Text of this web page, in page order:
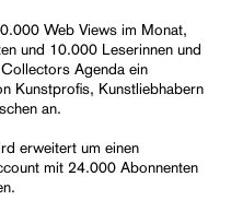
Web Views im Monat,
und 10.000 Leserinnen und
Agenda ein
Kunstprofis, Kunstliebhabern
an.
erweitert um einen
mit 24.000 Abonnenten